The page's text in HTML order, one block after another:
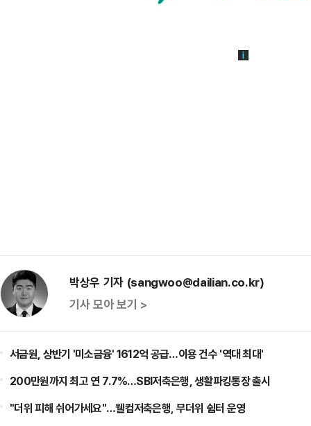
박상우 기자 (sangwoo@dailian.co.kr)
기사 모아 보기 >
서금원, 상반기 '미소금융' 1612억 공급…이용 건수 '역대 최대'
200만원까지 최고 연 7.7%…SBI저축은행, 생활파킹통장 출시
"더위 피해 쉬어가세요"…웰컴저축은행, 무더위 쉼터 운영